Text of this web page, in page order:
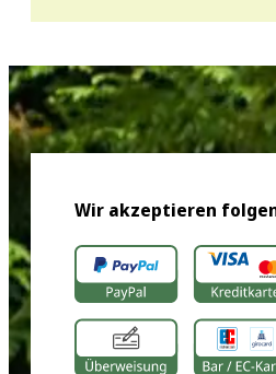
Wir akzeptieren